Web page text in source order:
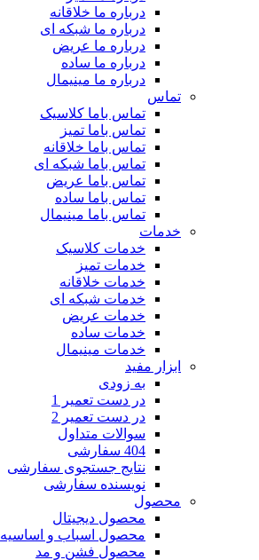
درباره ما خلاقانه
درباره ما شبکه ای
درباره ما عریض
درباره ما ساده
درباره ما مینیمال
تماس
تماس باما کلاسیک
تماس باما تمیز
تماس باما خلاقانه
تماس باما شبکه ای
تماس باما عریض
تماس باما ساده
تماس باما مینیمال
خدمات
خدمات کلاسیک
خدمات تمیز
خدمات خلاقانه
خدمات شبکه ای
خدمات عریض
خدمات ساده
خدمات مینیمال
ابزار مفید
به زودی
در دست تعمیر 1
در دست تعمیر 2
سوالات متداول
404 سفارشی
نتایج جستجوی سفارشی
نویسنده سفارشی
محصول
محصول دیجیتال
محصول اسباب و اساسیه
محصول فشن و مد